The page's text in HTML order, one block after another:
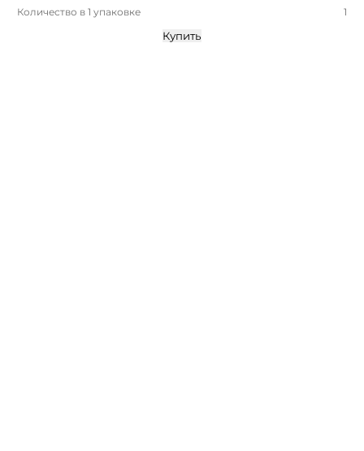
Количество в 1 упаковке 1
Купить